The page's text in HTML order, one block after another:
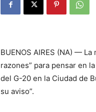
BUENOS AIRES (NA) —
razones” para pensar en
del G-20 en la Ciudad de
su aviso”.